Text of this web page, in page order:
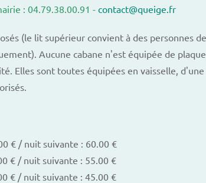
: 04.79.38.00.91 - contact@queige.fr
(le lit supérieur convient à des personnes
Aucune cabane n'est équipée de
Elles sont toutes équipées en vaisselle, d'une
€ / nuit suivante : 60.00 €
€ / nuit suivante : 55.00 €
€ / nuit suivante : 45.00 €